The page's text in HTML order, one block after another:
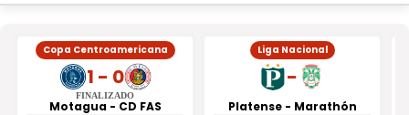
Copa Centroamericana
1 - 0
FINALIZADO
Motagua - CD FAS
Liga Nacional
-
Platense - Marathón